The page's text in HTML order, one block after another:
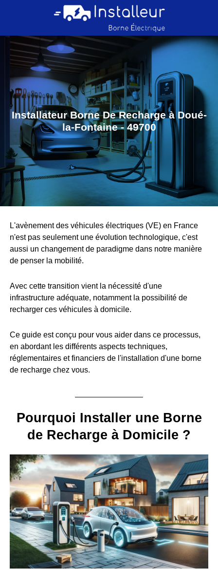
Installateur Borne De Recharge à Doué-
la-Fontaine - 49700
L'avènement des véhicules électriques (VE) en France
n'est pas seulement une évolution technologique, c'est
aussi un changement de paradigme dans notre manière
de penser la mobilité.
Avec cette transition vient la nécessité d'une
infrastructure adéquate, notamment la possibilité de
recharger ces véhicules à domicile.
Ce guide est conçu pour vous aider dans ce processus,
en abordant les différents aspects techniques,
réglementaires et financiers de l'installation d'une borne
de recharge chez vous.
Pourquoi Installer une Borne
de Recharge à Domicile ?